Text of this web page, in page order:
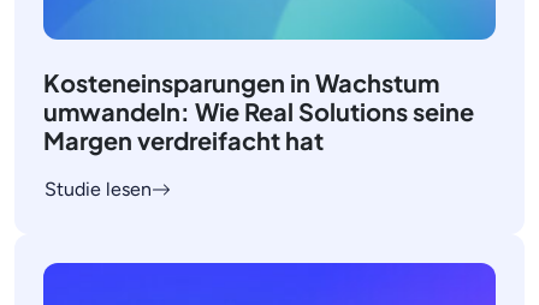
Kosteneinsparungen in Wachstum
umwandeln: Wie Real Solutions seine
Margen verdreifacht hat
Studie lesen